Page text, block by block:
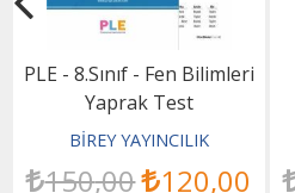
PLE - 8.Sınıf - Fen Bilimleri
Yaprak Test
BİREY YAYINCILIK
150,00 120,00